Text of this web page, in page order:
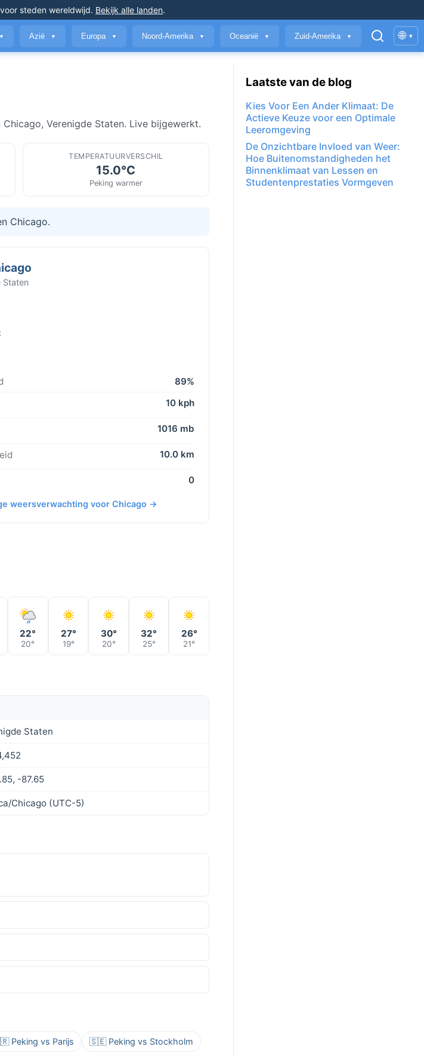
voor steden wereldwijd. Bekijk alle landen.
▼ Azië ▼ Europa ▼ Noord-Amerika ▼ Oceanië ▼ Zuid-Amerika ▼ 🌐 ▾
Verenigde Staten. Live bijgewerkt.
TEMPERATUURVERSCHIL
15.0°C
Peking warmer
Chicago.
89%
10 kph
1016 mb
10.0 km
0
weersverwachting voor Chicago →
22°
20°
27°
19°
30°
20°
32°
25°
26°
21°
Staten
-87.65
Chicago (UTC-5)
Peking vs Parijs 🇸🇪 Peking vs Stockholm
Laatste van de blog
Kies Voor Een Ander Klimaat: De
Actieve Keuze voor een Optimale
Leeromgeving
De Onzichtbare Invloed van Weer:
Hoe Buitenomstandigheden het
Binnenklimaat van Lessen en
Studentenprestaties Vormgeven